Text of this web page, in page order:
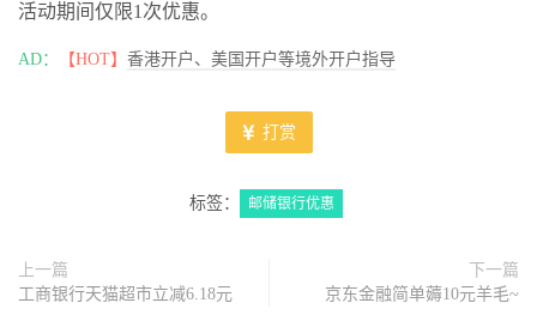
活动期间仅限1次优惠。
AD： 【HOT】 香港开户、美国开户等境外开户指导
打赏
标签： 邮储银行优惠
上一篇
工商银行天猫超市立减6.18元
下一篇
京东金融简单薅10元羊毛~